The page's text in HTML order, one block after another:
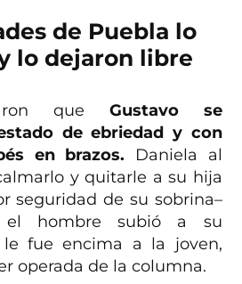
de Puebla lo
lo dejaron libre
que Gustavo se
de ebriedad y con
en brazos. Daniela al
y quitarle a su hija
seguridad de su sobrina–
hombre subió a su
fue encima a la joven,
operada de la columna.